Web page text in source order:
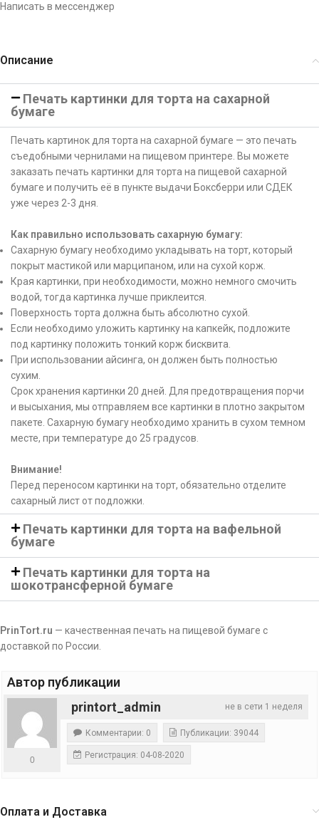
Написать в мессенджер
Описание
Печать картинки для торта на сахарной
бумаге
Печать картинок для торта на сахарной бумаге — это печать
съедобными чернилами на пищевом принтере. Вы можете
заказать печать картинки для торта на пищевой сахарной
бумаге и получить её в пункте выдачи Боксберри или СДЕК
уже через 2-3 дня.
Как правильно использовать сахарную бумагу:
Сахарную бумагу необходимо укладывать на торт, который
покрыт мастикой или марципаном, или на сухой корж.
Края картинки, при необходимости, можно немного смочить
водой, тогда картинка лучше приклеится.
Поверхность торта должна быть абсолютно сухой.
Если необходимо уложить картинку на капкейк, подложите
под картинку положить тонкий корж бисквита.
При использовании айсинга, он должен быть полностью
сухим.
Срок хранения картинки 20 дней. Для предотвращения порчи
и высыхания, мы отправляем все картинки в плотно закрытом
пакете. Сахарную бумагу необходимо хранить в сухом темном
месте, при температуре до 25 градусов.
Внимание!
Перед переносом картинки на торт, обязательно отделите
сахарный лист от подложки.
Печать картинки для торта на вафельной
бумаге
Печать картинки для торта на
шокотрансферной бумаге
PrinTort.ru — качественная печать на пищевой бумаге с
доставкой по России.
Автор публикации
не в сети 1 неделя
printort_admin
0
Комментарии: 0 Публикации: 39044
Регистрация: 04-08-2020
Оплата и Доставка